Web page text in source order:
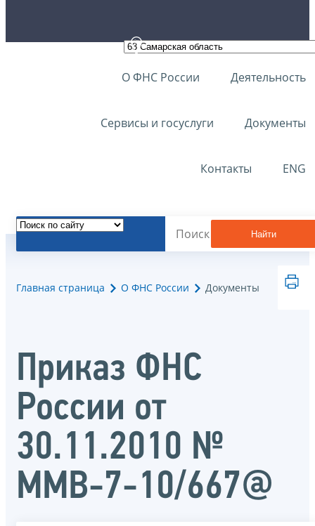
О ФНС России Деятельность
Сервисы и госуслуги Документы
Контакты ENG
Найти
Главная страница О ФНС России Документы
Приказ ФНС
России от
30.11.2010 №
MМВ-7-10/667@